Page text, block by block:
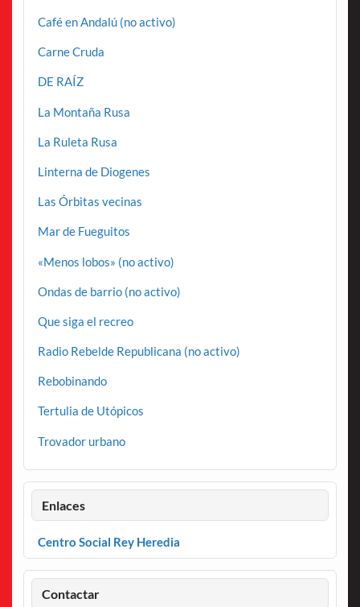
Café en Andalú (no activo)
Carne Cruda
DE RAÍZ
La Montaña Rusa
La Ruleta Rusa
Linterna de Diogenes
Las Órbitas vecinas
Mar de Fueguitos
«Menos lobos» (no activo)
Ondas de barrio (no activo)
Que siga el recreo
Radio Rebelde Republicana (no activo)
Rebobinando
Tertulia de Utópicos
Trovador urbano
Enlaces
Centro Social Rey Heredia
Contactar